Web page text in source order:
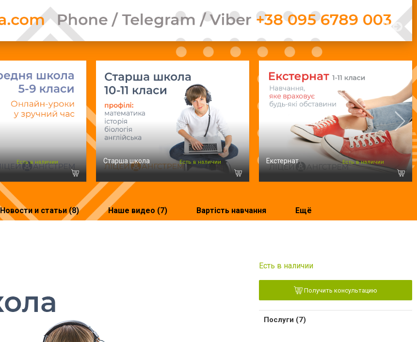
Есть в наличии Старша школа Есть в наличии Екстернат Есть в наличии
Новости и статьи (8) Наше видео (7) Вартість навчання Ещё
Есть в наличии
Получить консультацию
Послуги (7)